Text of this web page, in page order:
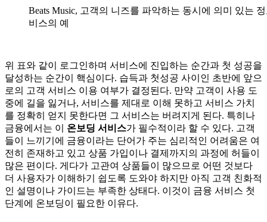
Beats Music, 고객의 니즈를 파악하는 동시에 의미 있는
비스의 예
위 표와 같이 로그인하며 서비스에 진입하는 순간과 첫 성공을
달성하는 순간이 핵심이다. 습득과 첫성공 사이인 초반에 앞으
로의 고객 서비스 이용 여부가 결정된다. 만약 고객이 사용 도
중에 길을 잃거나, 서비스를 제대로 이해 못하고 서비스 가치
를 정확히 얻지 못한다면 그 서비스는 버려지게 된다. 특히나
금융에서는 이 온보딩 서비스가 필수적이라 할 수 있다. 고객
들이 느끼기에 금융이라는 단어가 주는 심리적인 어려움은 여
전히 존재하고 있고 상품 가입이나 결제까지의 과정에 허들이
많은 편이다. 게다가 고관여 상품들이 많으므로 어떤 것보다
더 사용자가 이해하기 쉽도록 도와야 하지만 아직 고객 친화적
인 설명이나 가이드는 부족한 상태다. 이것이 금융 서비스 첫
단계에 온보딩이 필요한 이유다.